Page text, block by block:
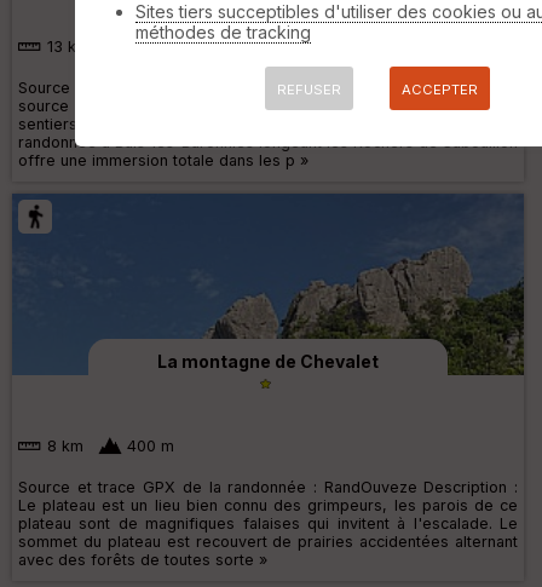
13 km 680 m
Source et trace de la randonnée : Drôme c'est ma Nature Autres
source et trace : Cirkwi Description : Randonnée difficile aux
sentiers montagnards qui s'approche du Saint-Julien. Une belle
randonnée à Buis-les-Baronnies longeant les Rochers de Sabouillon
offre une immersion totale dans les p »
La montagne de Chevalet
8 km 400 m
Source et trace GPX de la randonnée : RandOuveze Description :
Le plateau est un lieu bien connu des grimpeurs, les parois de ce
plateau sont de magnifiques falaises qui invitent à l'escalade. Le
sommet du plateau est recouvert de prairies accidentées alternant
avec des forêts de toutes sorte »
Sites tiers succeptibles d'utiliser des cookies ou
méthodes de tracking
REFUSER ACCEPTER